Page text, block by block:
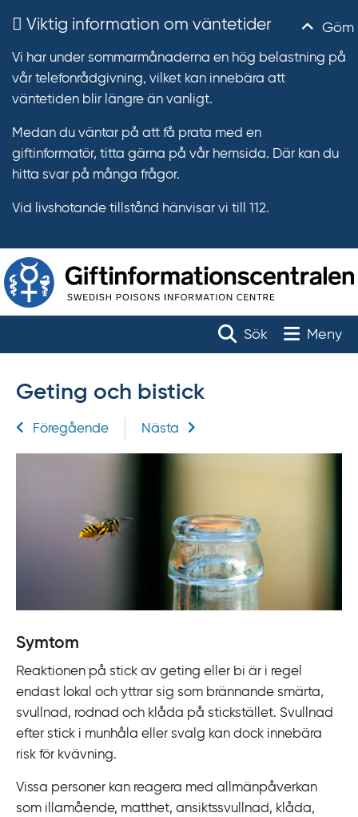
Göm
Viktig information om väntetider
Vi har under sommarmånaderna en hög belastning på
vår telefonrådgivning, vilket kan innebära att
väntetiden blir längre än vanligt.
Medan du väntar på att få prata med en
giftinformatör, titta gärna på vår hemsida. Där kan du
hitta svar på många frågor.
Vid livshotande tillstånd hänvisar vi till 112.
Sök Toggle
Meny
Geting och bistick
Relaterad information
Föregående Nästa
Symtom
Reaktionen på stick av geting eller bi är i regel
endast lokal och yttrar sig som brännande smärta,
svullnad, rodnad och klåda på stickstället. Svullnad
efter stick i munhåla eller svalg kan dock innebära
risk för kvävning.
Vissa personer kan reagera med allmänpåverkan
som illamående, matthet, ansiktssvullnad, klåda,